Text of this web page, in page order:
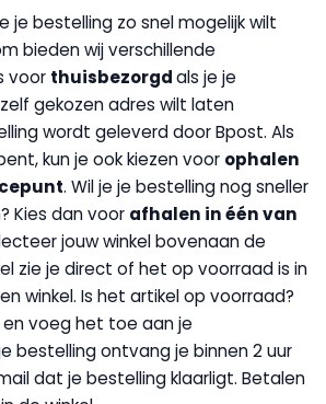
je bestelling zo snel mogelijk wilt
bieden wij verschillende
voor thuisbezorgdals je je
gekozen adres wilt laten
wordt geleverd door Bpost. Als
kun je ook kiezen voor ophalen
. Wil je je bestelling nog sneller
Kies dan voor afhalen in één van
jouw winkel bovenaan de
zie je direct of het op voorraad is in
winkel. Is het artikel op voorraad?
en voeg het toe aan je
bestelling ontvang je binnen 2 uur
dat je bestelling klaarligt. Betalen